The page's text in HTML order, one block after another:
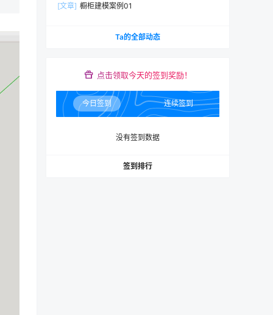
[文章] 橱柜建模案例01
Ta的全部动态
点击领取今天的签到奖励！
今日签到 连续签到
没有签到数据
签到排行